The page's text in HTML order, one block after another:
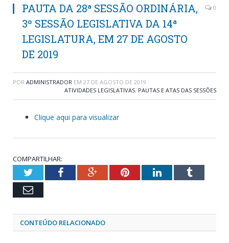
PAUTA DA 28ª SESSÃO ORDINÁRIA,
3º SESSÃO LEGISLATIVA DA 14ª
LEGISLATURA, EM 27 DE AGOSTO
DE 2019
0
POR ADMINISTRADOR EM 27 DE AGOSTO DE 2019
ATIVIDADES LEGISLATIVAS, PAUTAS E ATAS DAS SESSÕES
Clique aqui para visualizar
COMPARTILHAR:
TwitterFacebookGoogle+PinterestLinkedInTumblr
Email
CONTEÚDO RELACIONADO